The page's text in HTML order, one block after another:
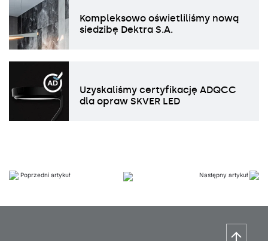
Kompleksowo oświetliliśmy nową
siedzibę Dektra S.A.
Uzyskaliśmy certyfikację ADQCC
dla opraw SKVER LED
Poprzedni artykuł Następny artykuł